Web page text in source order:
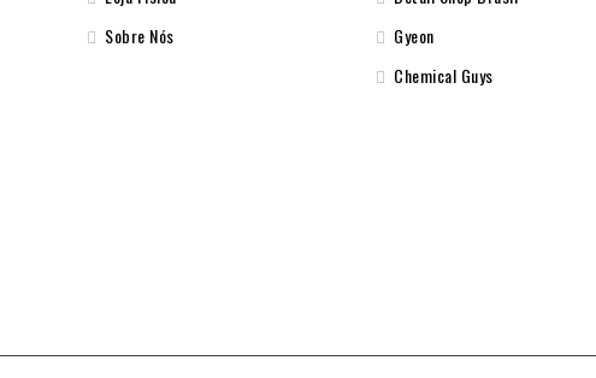
Sobre Nós
Gyeon
Chemical Guys